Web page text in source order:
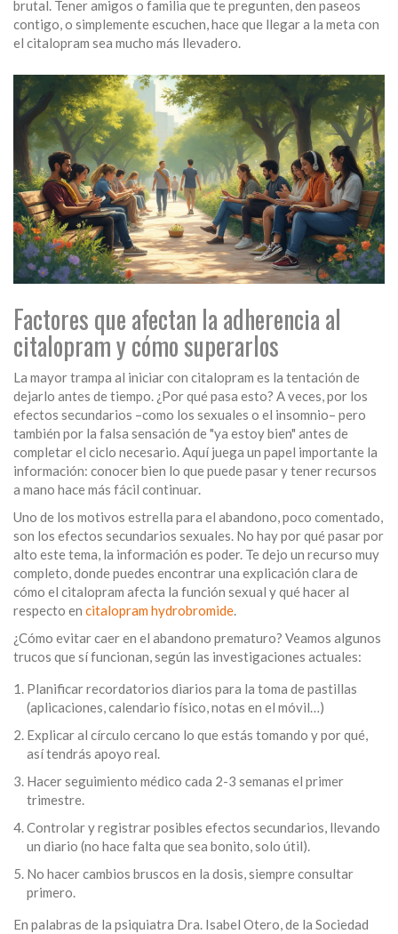
brutal. Tener amigos o familia que te pregunten, den paseos
contigo, o simplemente escuchen, hace que llegar a la meta con
el citalopram sea mucho más llevadero.
Factores que afectan la adherencia al
citalopram y cómo superarlos
La mayor trampa al iniciar con citalopram es la tentación de
dejarlo antes de tiempo. ¿Por qué pasa esto? A veces, por los
efectos secundarios –como los sexuales o el insomnio– pero
también por la falsa sensación de "ya estoy bien" antes de
completar el ciclo necesario. Aquí juega un papel importante la
información: conocer bien lo que puede pasar y tener recursos
a mano hace más fácil continuar.
Uno de los motivos estrella para el abandono, poco comentado,
son los efectos secundarios sexuales. No hay por qué pasar por
alto este tema, la información es poder. Te dejo un recurso muy
completo, donde puedes encontrar una explicación clara de
cómo el citalopram afecta la función sexual y qué hacer al
respecto en citalopram hydrobromide.
¿Cómo evitar caer en el abandono prematuro? Veamos algunos
trucos que sí funcionan, según las investigaciones actuales:
Planificar recordatorios diarios para la toma de pastillas
(aplicaciones, calendario físico, notas en el móvil…)
Explicar al círculo cercano lo que estás tomando y por qué,
así tendrás apoyo real.
Hacer seguimiento médico cada 2-3 semanas el primer
trimestre.
Controlar y registrar posibles efectos secundarios, llevando
un diario (no hace falta que sea bonito, solo útil).
No hacer cambios bruscos en la dosis, siempre consultar
primero.
En palabras de la psiquiatra Dra. Isabel Otero, de la Sociedad